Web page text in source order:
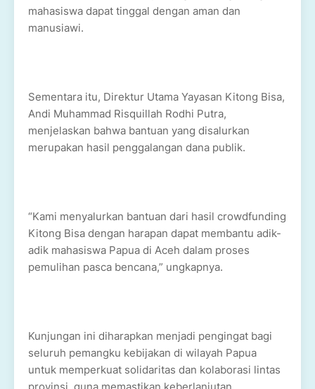
mahasiswa dapat tinggal dengan aman dan
manusiawi.
Sementara itu, Direktur Utama Yayasan Kitong Bisa,
Andi Muhammad Risquillah Rodhi Putra,
menjelaskan bahwa bantuan yang disalurkan
merupakan hasil penggalangan dana publik.
“Kami menyalurkan bantuan dari hasil crowdfunding
Kitong Bisa dengan harapan dapat membantu adik-
adik mahasiswa Papua di Aceh dalam proses
pemulihan pasca bencana,” ungkapnya.
Kunjungan ini diharapkan menjadi pengingat bagi
seluruh pemangku kebijakan di wilayah Papua
untuk memperkuat solidaritas dan kolaborasi lintas